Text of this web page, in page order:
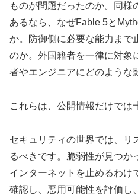
ものが問題だったのか。同様
あるなら、なぜFable 5と
か。防御側に必要な能力まで
のか。外国籍者を一律に対象
者やエンジニアにどのような
これらは、公開情報だけでは
セキュリティの世界では、リ
るべきです。脆弱性が見つか
インターネットを止めるわけ
確認し、悪用可能性を評価し